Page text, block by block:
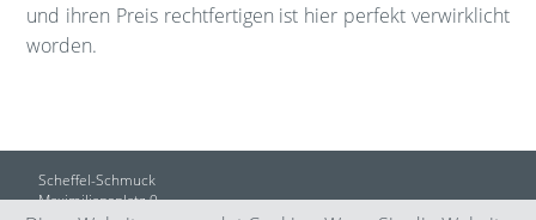
und ihren Preis rechtfertigen ist hier perfekt verwirklicht
worden.
Scheffel-Schmuck
Maximiliansplatz 9